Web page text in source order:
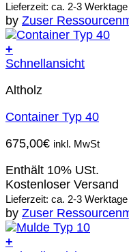
Lieferzeit: ca. 2-3 Werktage
by Zuser
+
Schnellansicht
Altholz
Container Typ 40
675,00€ inkl. MwSt
Enthält 10% USt.
Kostenloser Versand
Lieferzeit: ca. 2-3 Werktage
by Zuser
+